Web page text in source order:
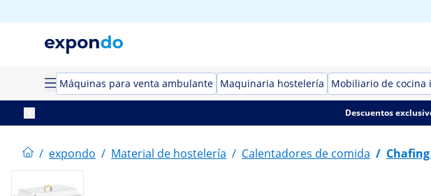
Máquinas para venta ambulante Maquinaria hostelería Mobiliario de cocina
Descuentos
/ expondo / Material de hostelería / Calentadores de comida /